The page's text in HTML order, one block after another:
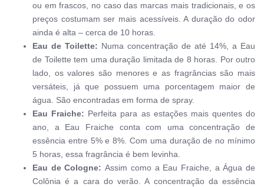
ou em frascos, no caso das marcas mais tradicionais, e os
preços costumam ser mais acessíveis. A duração do odor
ainda é alta – cerca de 10 horas.
Eau de Toilette: Numa concentração de até 14%, a Eau
de Toilette tem uma duração limitada de 8 horas. Por outro
lado, os valores são menores e as fragrâncias são mais
versáteis, já que possuem uma porcentagem maior de
água. São encontradas em forma de spray.
Eau Fraiche: Perfeita para as estações mais quentes do
ano, a Eau Fraiche conta com uma concentração de
essência entre 5% e 8%. Com uma duração de no mínimo
5 horas, essa fragrância é bem levinha.
Eau de Cologne: Assim como a Eau Fraiche, a Água de
Colônia é a cara do verão. A concentração da essência